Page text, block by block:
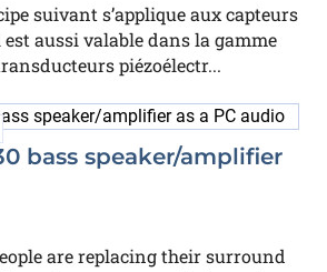
suivant s’applique aux capteurs
aussi valable dans la gamme
piézoélectr...
bass speaker/amplifier
are replacing their surround